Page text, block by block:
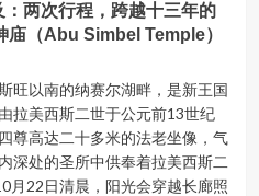
两次行程，跨越十三年的
庙（Abu Simbel Temple）
旺以南的纳赛尔湖畔，是新王国
拉美西斯二世于公元前13世纪
尊高达二十多米的法老坐像，气
深处的圣所中供奉着拉美西斯二
月22日清晨，阳光会穿越长廊照